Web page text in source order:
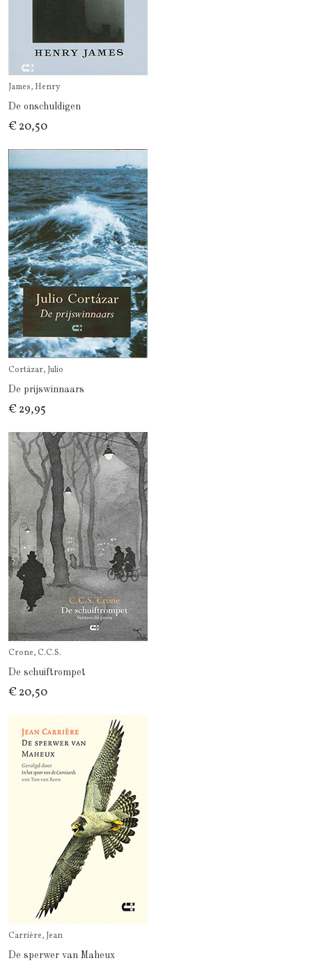
James, Henry
De onschuldigen
€ 20,50
Cortázar, Julio
De prijswinnaars
€ 29,95
Crone, C.C.S.
De schuiftrompet
€ 20,50
Carrière, Jean
De sperwer van Maheux